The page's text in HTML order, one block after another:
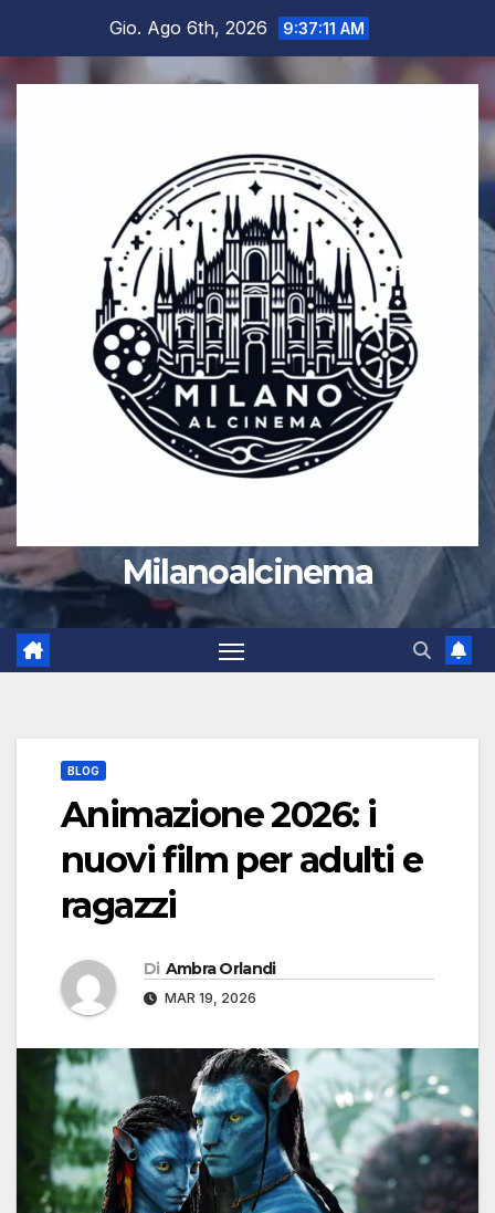
contenuto
Gio. Ago 6th, 2026 9:37:12 AM
Milanoalcinema
BLOG
Animazione 2026: i
nuovi film per adulti e
ragazzi
Di Ambra Orlandi
MAR 19, 2026